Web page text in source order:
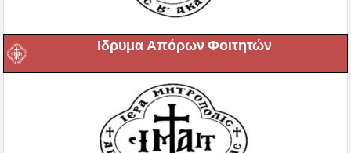
Ιδρυμα Απόρων Φοιτητών